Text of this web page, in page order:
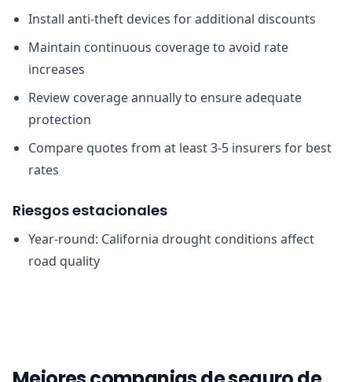
Install anti-theft devices for additional discounts
Maintain continuous coverage to avoid rate
increases
Review coverage annually to ensure adequate
protection
Compare quotes from at least 3-5 insurers for best
rates
Riesgos estacionales
Year-round: California drought conditions affect
road quality